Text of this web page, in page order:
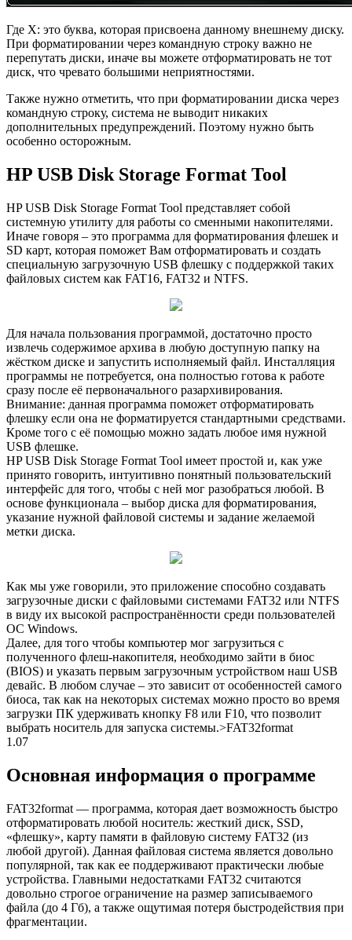
Где X: это буква, которая присвоена данному внешнему диску.
При форматировании через командную строку важно не
перепутать диски, иначе вы можете отформатировать не тот
диск, что чревато большими неприятностями.
Также нужно отметить, что при форматировании диска через
командную строку, система не выводит никаких
дополнительных предупреждений. Поэтому нужно быть
особенно осторожным.
HP USB Disk Storage Format Tool
HP USB Disk Storage Format Tool представляет собой
системную утилиту для работы со сменными накопителями.
Иначе говоря – это программа для форматирования флешек и
SD карт, которая поможет Вам отформатировать и создать
специальную загрузочную USB флешку с поддержкой таких
файловых систем как FAT16, FAT32 и NTFS.
Для начала пользования программой, достаточно просто
извлечь содержимое архива в любую доступную папку на
жёстком диске и запустить исполняемый файл. Инсталляция
программы не потребуется, она полностью готова к работе
сразу после её первоначального разархивирования.
Внимание: данная программа поможет отформатировать
флешку если она не форматируется стандартными средствами.
Кроме того с её помощью можно задать любое имя нужной
USB флешке.
HP USB Disk Storage Format Tool имеет простой и, как уже
принято говорить, интуитивно понятный пользовательский
интерфейс для того, чтобы с ней мог разобраться любой. В
основе функционала – выбор диска для форматирования,
указание нужной файловой системы и задание желаемой
метки диска.
Как мы уже говорили, это приложение способно создавать
загрузочные диски с файловыми системами FAT32 или NTFS
в виду их высокой распространённости среди пользователей
ОС Windows.
Далее, для того чтобы компьютер мог загрузиться с
полученного флеш-накопителя, необходимо зайти в биос
(BIOS) и указать первым загрузочным устройством наш USB
девайс. В любом случае – это зависит от особенностей самого
биоса, так как на некоторых системах можно просто во время
загрузки ПК удерживать кнопку F8 или F10, что позволит
выбрать носитель для запуска системы.>FAT32format
1.07
Основная информация о программе
FAT32format — программа, которая дает возможность быстро
отформатировать любой носитель: жесткий диск, SSD,
«флешку», карту памяти в файловую систему FAT32 (из
любой другой). Данная файловая система является довольно
популярной, так как ее поддерживают практически любые
устройства. Главными недостатками FAT32 считаются
довольно строгое ограничение на размер записываемого
файла (до 4 Гб), а также ощутимая потеря быстродействия при
фрагментации.